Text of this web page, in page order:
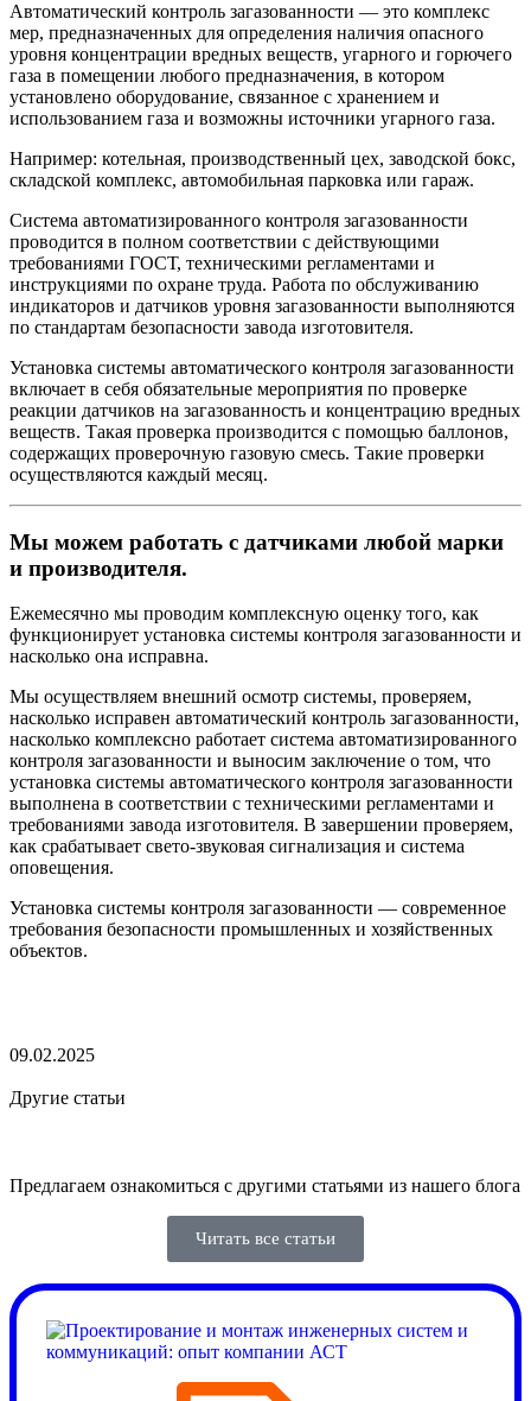
Автоматический контроль загазованности — это комплекс
мер, предназначенных для определения наличия опасного
уровня концентрации вредных веществ, угарного и горючего
газа в помещении любого предназначения, в котором
установлено оборудование, связанное с хранением и
использованием газа и возможны источники угарного газа.
Например: котельная, производственный цех, заводской бокс,
складской комплекс, автомобильная парковка или гараж.
Система автоматизированного контроля загазованности
проводится в полном соответствии с действующими
требованиями ГОСТ, техническими регламентами и
инструкциями по охране труда. Работа по обслуживанию
индикаторов и датчиков уровня загазованности выполняются
по стандартам безопасности завода изготовителя.
Установка системы автоматического контроля загазованности
включает в себя обязательные мероприятия по проверке
реакции датчиков на загазованность и концентрацию вредных
веществ. Такая проверка производится с помощью баллонов,
содержащих проверочную газовую смесь. Такие проверки
осуществляются каждый месяц.
Мы можем работать с датчиками любой марки
и производителя.
Ежемесячно мы проводим комплексную оценку того, как
функционирует установка системы контроля загазованности и
насколько она исправна.
Мы осуществляем внешний осмотр системы, проверяем,
насколько исправен автоматический контроль загазованности,
насколько комплексно работает система автоматизированного
контроля загазованности и выносим заключение о том, что
установка системы автоматического контроля загазованности
выполнена в соответствии с техническими регламентами и
требованиями завода изготовителя. В завершении проверяем,
как срабатывает свето-звуковая сигнализация и система
оповещения.
Установка системы контроля загазованности — современное
требования безопасности промышленных и хозяйственных
объектов.
09.02.2025
Другие статьи
Предлагаем ознакомиться с другими статьями из нашего блога
Читать все статьи